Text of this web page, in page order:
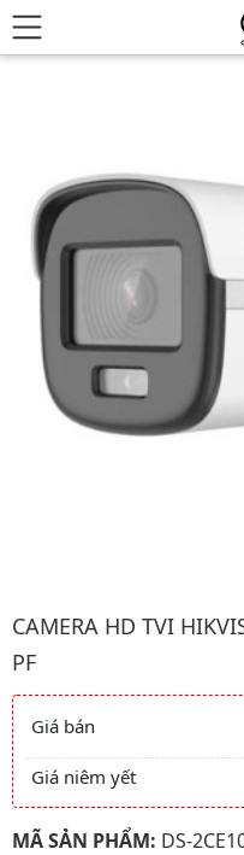
Hình ảnh đại diện của sản
CAMERA HD TVI
PF
Giá và
Giá bán
Giá niêm yết
MÃ SẢN PHẨM: DS-